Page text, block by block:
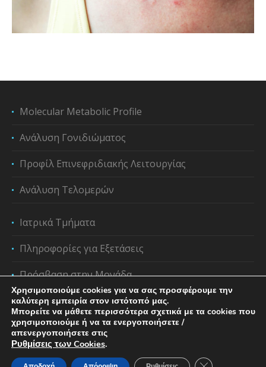
Molecular Metabolic Profile
Ανάλυση Γονιδιώματος
Προφίλ Επινεφριδιακής Λειτουργίας
Ανάλυση Τελομερών
Ιατρικά Τμήματα
Πληροφορίες για Εξετάσεις
Πρόσβαση στην Μονάδα
Χρησιμοποιούμε cookies για να σας προσφέρουμε την
καλύτερη εμπειρία στον ιστότοπό μας.
Μπορείτε να μάθετε περισσότερα σχετικά με τα cookies που
χρησιμοποιούμε ή να τα ενεργοποιήσετε /
απενεργοποιήσετε στις
Ρυθμίσεις των Cookies.
Κλείσιμο του